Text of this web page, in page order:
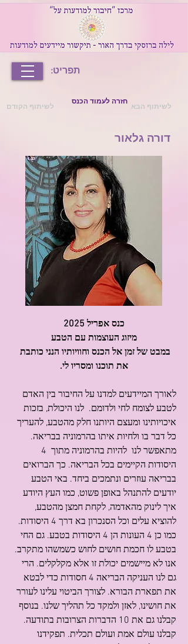
תפריט:
לשיתוף הקודם
חזרה לעמוד הכנס
לשיתוף הבא
דורה גלאור
כנס אפריל 2025
מיזוג העוצמות עם הטבע
במבט של זמן אל הכנס וחוויותיו הנני כותבת
את תוכנו ומסריו לי.
לאורך המיידעים למדנו על החיבור בין האדם
לטבע לצומח לחי ולדומם.  לנו היכולת, בזכות
איכויותינו ומעצם היותנו חלק מהטבע, להעריך
כל דבר בו ולחיות איתו בהרמוניה בבריאה.
היסודות הקיימים בכל הבריאה. כך הברואים
בבריאה עוזרים ונתמכים ביחד. באי הטבע
יודעים להתנהל באופן פשוט, כמו העץ היודע
איך לינוק מהאדמה, לקחת חמצן מהטבע,
להוציא עלים וכל הסנכרון בא דרך 4 היסודות.
כמו כן 4 העונות הן 4 היסודות בטבע. גם החי
בטבע לו חכמת חושים לחוש כשמשהו מתקרב.
אנו לא מיישמים יכולת זו אלא מקלקלים. הרי
גם לנו העניקה הבריאה 4 חסודות כדי לבטא
את תפארת הבורא. לצורך הביטוי עלינו לעורר
את חושינו, לאזן ולמקד כל תהליך שלנו. בנוסף
קבלנו גם את 10 הדברות הצרובות בתודעה.
קבלנו עולם אמת ועולם תכלית. תפקידנו